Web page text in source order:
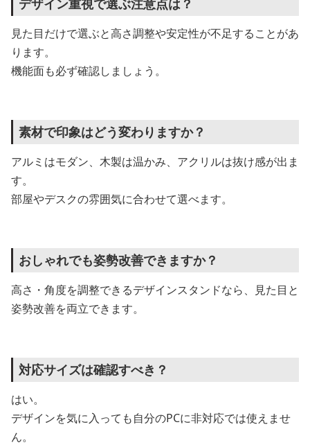
見た目だけで選ぶと高さ調整や安定性が不足することがあ
ります。
機能面も必ず確認しましょう。
素材で印象はどう変わりますか？
アルミはモダン、木製は温かみ、アクリルは抜け感が出ま
す。
部屋やデスクの雰囲気に合わせて選べます。
おしゃれでも姿勢改善できますか？
高さ・角度を調整できるデザインスタンドなら、見た目と
姿勢改善を両立できます。
対応サイズは確認すべき？
はい。
デザインを気に入っても自分のPCに非対応では使えませ
ん。